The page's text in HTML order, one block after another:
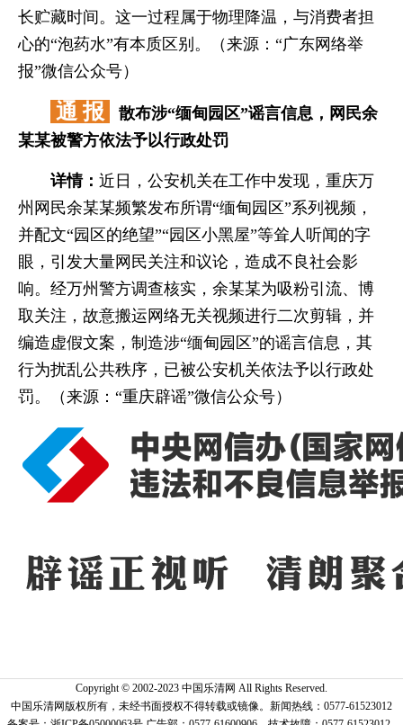
长贮藏时间。这一过程属于物理降温，与消费者担
心的“泡药水”有本质区别。（来源：“广东网络举
报”微信公众号）
通 报
散布涉“缅甸园区”谣言信息，网民余
某某被警方依法予以行政处罚
详情： 近日，公安机关在工作中发现，重庆万
州网民余某某频繁发布所谓“缅甸园区”系列视频，
并配文“园区的绝望”“园区小黑屋”等耸人听闻的字
眼，引发大量网民关注和议论，造成不良社会影
响。经万州警方调查核实，余某某为吸粉引流、博
取关注，故意搬运网络无关视频进行二次剪辑，并
编造虚假文案，制造涉“缅甸园区”的谣言信息，其
行为扰乱公共秩序，已被公安机关依法予以行政处
罚。（来源：“重庆辟谣”微信公众号）
Copyright © 2002-2023 中国乐清网 All Rights Reserved.
中国乐清网版权所有，未经书面授权不得转载或镜像。新闻热线：0577-61523012